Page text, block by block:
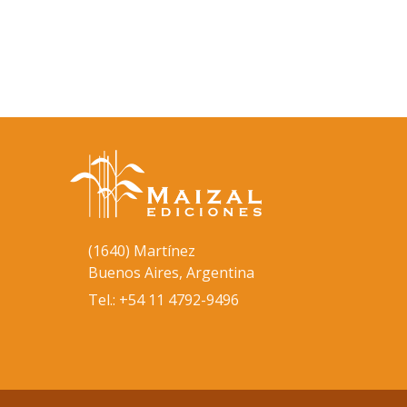
(1640) Martínez
Buenos Aires, Argentina
Tel.: +54 11 4792-9496